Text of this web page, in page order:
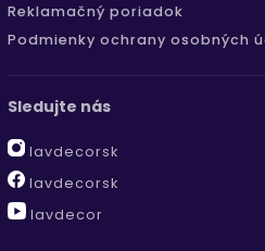
Reklamačný poriadok
Podmienky ochrany osobných
Sledujte nás
lavdecorsk
lavdecorsk
lavdecor